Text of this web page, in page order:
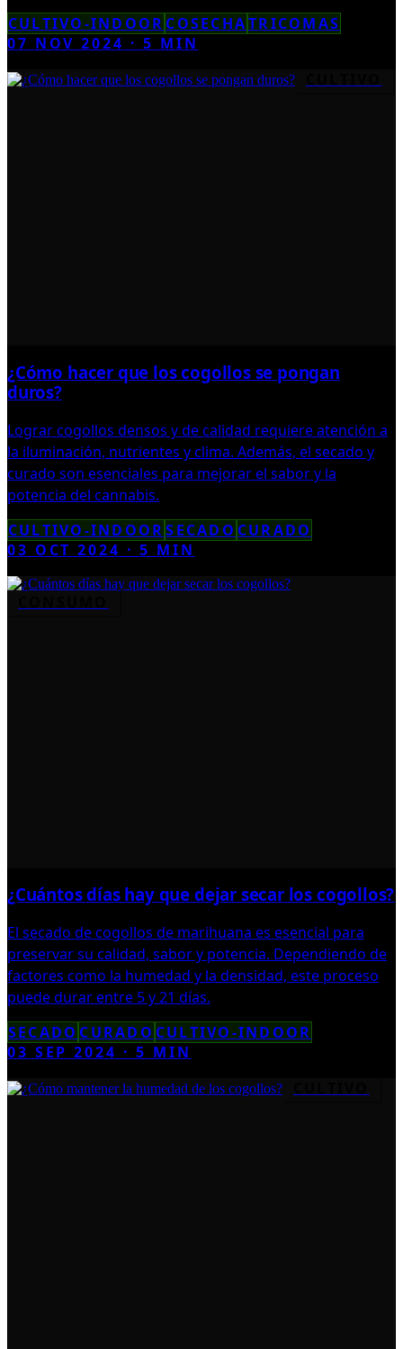
CULTIVO-INDOOR COSECHATRICOMAS
07 NOV 2024 ·5 MIN
¿Cómo hacer que los cogollos se pongan
duros?
Lograr cogollos densos y de calidad requiere atención a
la iluminación, nutrientes y clima. Además, el secado y
curado son esenciales para mejorar el sabor y la
potencia del cannabis.
CULTIVO-INDOORSECADO CURADO
03 OCT 2024 ·5 MIN
¿Cuántos días hay que dejar secar los cogollos?
El secado de cogollos de marihuana es esencial para
preservar su calidad, sabor y potencia. Dependiendo de
factores como la humedad y la densidad, este proceso
puede durar entre 5 y 21 días.
SECADO CURADO CULTIVO-INDOOR
03 SEP 2024 ·5 MIN